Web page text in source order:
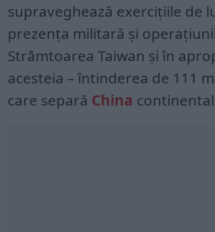
supraveghează exercițiile de
prezența militară și
Strâmtoarea Taiwan și în
acesteia – întinderea de 111
care separă China